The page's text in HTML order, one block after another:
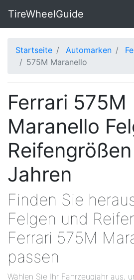
TireWheelGuide
Startseite Automarken
575M Maranello
Ferrari 575M
Maranello
Jahren
Finden Sie
Felgen und
Ferrari 575M
passen
Wählen Sie Ihr Fahrzeugjahr aus,